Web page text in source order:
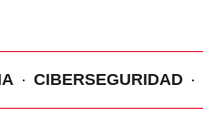
CIBERSEGURIDAD